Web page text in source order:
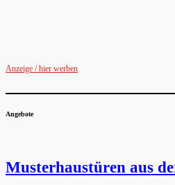
Anzeige / hier werben
Angebote
Musterhaustüren aus